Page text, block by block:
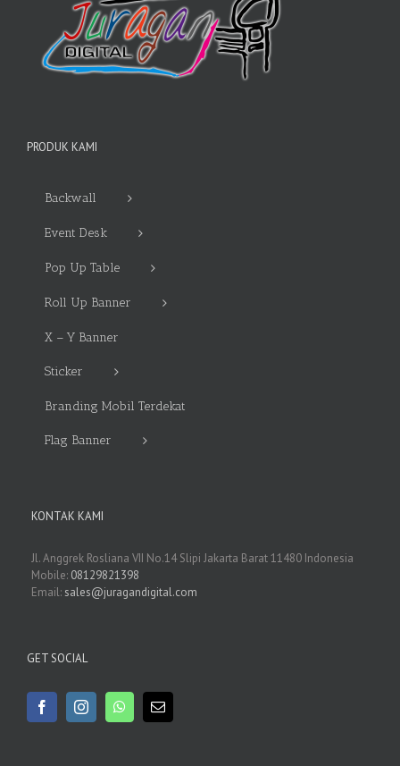
PRODUK KAMI
Backwall
Event Desk
Pop Up Table
Roll Up Banner
X – Y Banner
Sticker
Branding Mobil Terdekat
Flag Banner
KONTAK KAMI
Jl. Anggrek Rosliana VII No.14 Slipi Jakarta Barat 11480 Indonesia
Mobile: 08129821398
Email: sales@juragandigital.com
GET SOCIAL